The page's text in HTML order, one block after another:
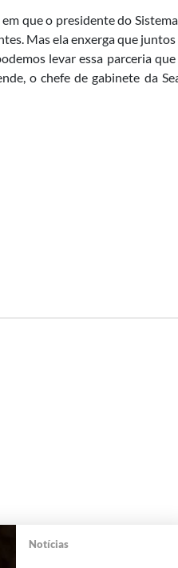
que o presidente do
Mas ela enxerga que
levar essa parceria
o chefe de gabinete da
Notícias